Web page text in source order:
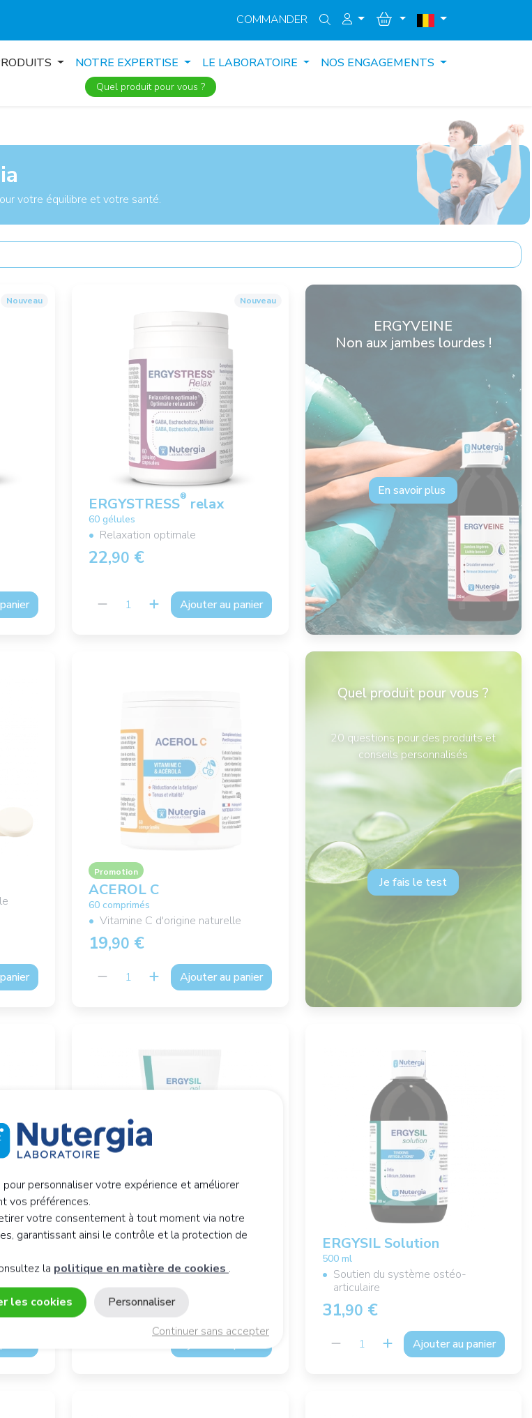
COMMANDER
NOTRE EXPERTISE LE LABORATOIRE NOS ENGAGEMENTS
Quel produit pour vous ?
votre équilibre et votre santé.
Nouveau Nouveau
ERGYSTRESS® relax
60 gélules
Relaxation optimale
22,90 €
Ajouter au panier
ERGYVEINE
Non aux jambes lourdes !
En savoir plus
Promotion
ACEROL C
60 comprimés
Vitamine C d'origine naturelle
19,90 €
Ajouter au panier
Quel produit pour vous ?
20 questions pour des produits et
conseils personnalisés
Je fais le test
ERGYSIL Gel
Gel de massage corporel
16, 50 €
ERGYSIL Solution
500 ml
Soutien du système ostéo-
articulaire
31,90 €
Ajouter au panier
personnaliser votre expérience et améliorer
vos préférences.
votre consentement à tout moment via notre
garantissant ainsi le contrôle et la protection de
la politique en matière de cookies .
les cookies
Continuer sans accepter
Personnaliser